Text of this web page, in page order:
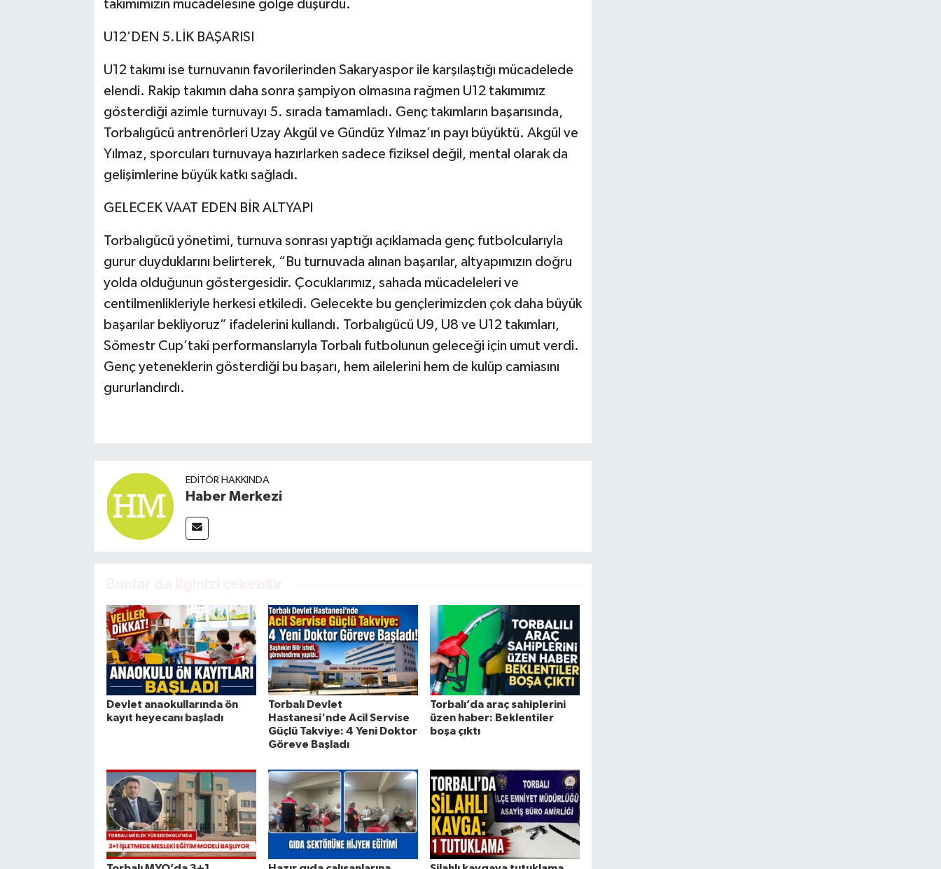
takımımızın mücadelesine gölge düşürdü.
U12’DEN 5.LİK BAŞARISI
U12 takımı ise turnuvanın favorilerinden Sakaryaspor ile karşılaştığı mücadelede
elendi. Rakip takımın daha sonra şampiyon olmasına rağmen U12 takımımız
gösterdiği azimle turnuvayı 5. sırada tamamladı. Genç takımların başarısında,
Torbalıgücü antrenörleri Uzay Akgül ve Gündüz Yılmaz’ın payı büyüktü. Akgül ve
Yılmaz, sporcuları turnuvaya hazırlarken sadece fiziksel değil, mental olarak da
gelişimlerine büyük katkı sağladı.
GELECEK VAAT EDEN BİR ALTYAPI
Torbalıgücü yönetimi, turnuva sonrası yaptığı açıklamada genç futbolcularıyla
gurur duyduklarını belirterek, “Bu turnuvada alınan başarılar, altyapımızın doğru
yolda olduğunun göstergesidir. Çocuklarımız, sahada mücadeleleri ve
centilmenlikleriyle herkesi etkiledi. Gelecekte bu gençlerimizden çok daha büyük
başarılar bekliyoruz” ifadelerini kullandı. Torbalıgücü U9, U8 ve U12 takımları,
Sömestr Cup’taki performanslarıyla Torbalı futbolunun geleceği için umut verdi.
Genç yeteneklerin gösterdiği bu başarı, hem ailelerini hem de kulüp camiasını
gururlandırdı.
EDITÖR HAKKINDA
Haber Merkezi
Devlet anaokullarında ön
kayıt heyecanı başladı
Torbalı Devlet
Hastanesi'nde Acil Servise
Güçlü Takviye: 4 Yeni Doktor
Göreve Başladı
Torbalı’da araç sahiplerini
üzen haber: Beklentiler
boşa çıktı